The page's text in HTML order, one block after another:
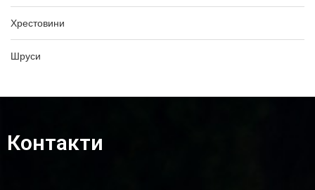
Хрестовини
Шруси
Контакти